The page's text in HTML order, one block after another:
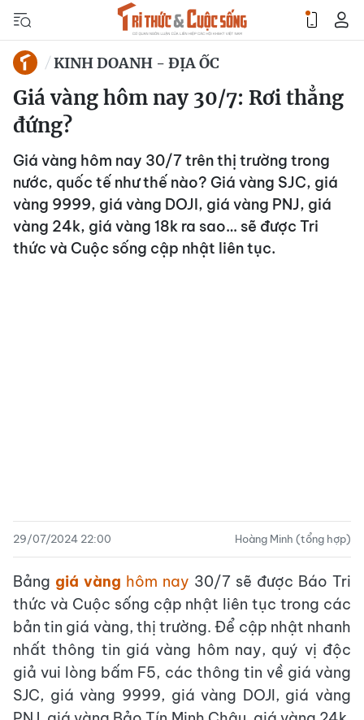
KINH DOANH - ĐỊA ỐC
Giá vàng hôm nay 30/7: Rơi thẳng
đứng?
Giá vàng hôm nay 30/7 trên thị trường trong
nước, quốc tế như thế nào? Giá vàng SJC, giá
vàng 9999, giá vàng DOJI, giá vàng PNJ, giá
vàng 24k, giá vàng 18k ra sao… sẽ được Tri
thức và Cuộc sống cập nhật liên tục.
29/07/2024 22:00 Hoàng Minh (tổng hợp)
Bảng giá vàng hôm nay 30/7 sẽ được Báo Tri
thức và Cuộc sống cập nhật liên tục trong các
bản tin giá vàng, thị trường. Để cập nhật nhanh
nhất thông tin giá vàng hôm nay, quý vị độc
giả vui lòng bấm F5, các thông tin về giá vàng
SJC, giá vàng 9999, giá vàng DOJI, giá vàng